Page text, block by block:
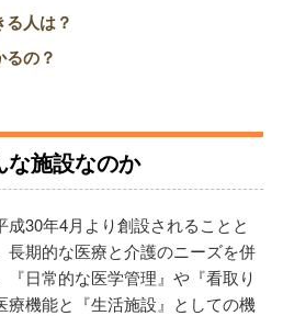
人は？
の？
な施設なのか
30年4月より創設されることと
長期的な医療と介護のニーズを併
日常的な医学管理』や『看取り
療機能と『生活施設』としての機